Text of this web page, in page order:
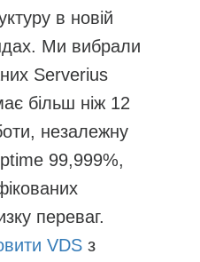
в новій
Ми вибрали
Serverius
більш ніж 12
незалежну
99,999%,
переваг.
VDS з